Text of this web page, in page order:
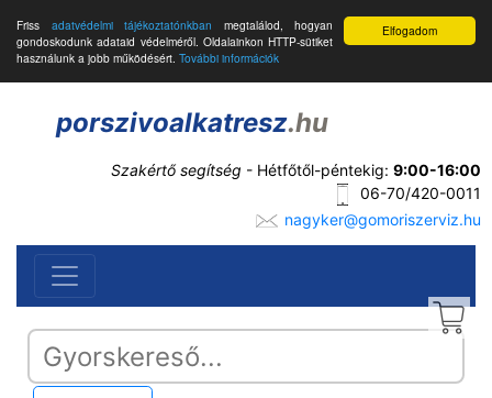
Elfogadom
Friss adatvédelmi tájékoztatónkban megtalálod, hogyan
gondoskodunk adataid védelméről. Oldalainkon HTTP-sütiket
használunk a jobb működésért. További információk
porszivoalkatresz.hu
Szakértő segítség - Hétfőtől-péntekig: 9:00-16:00
06-70/420-0011
nagyker@gomoriszerviz.hu